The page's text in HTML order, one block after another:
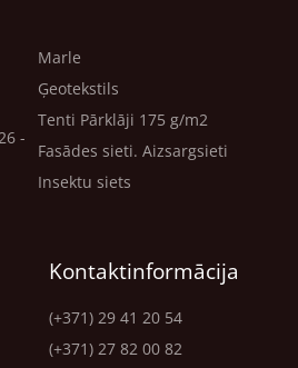
-
Marle
Ģeotekstils
Tenti Pārklāji 175 g/m2
Fasādes sieti. Aizsargsieti
Insektu siets
Kontaktinformācija
(+371) 29 41 20 54
(+371) 27 82 00 82